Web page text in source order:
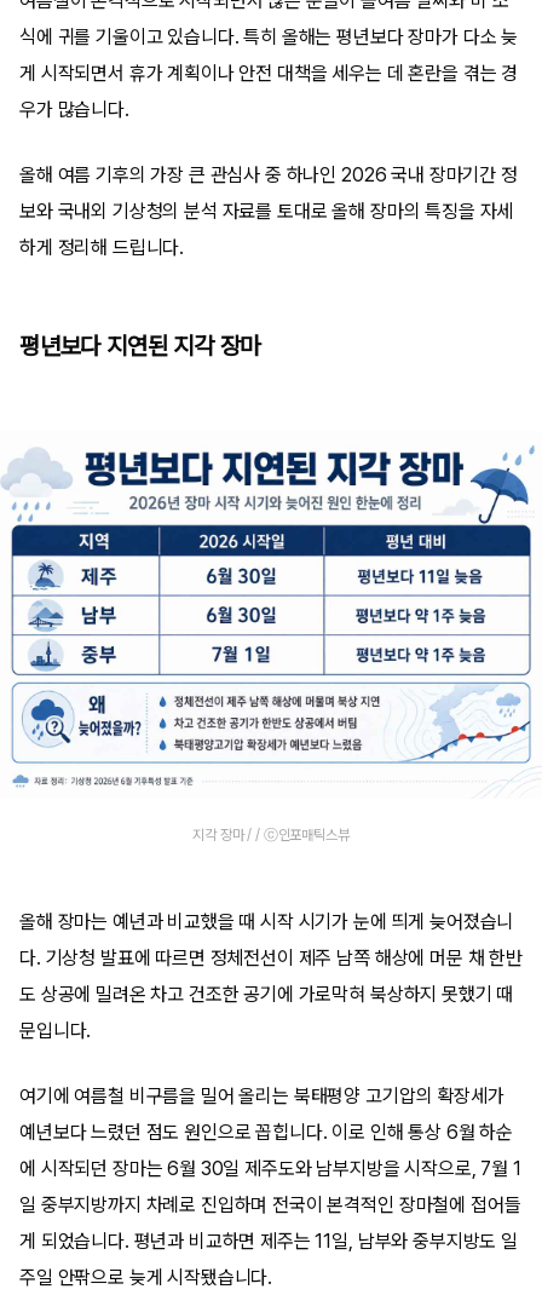
식에 귀를 기울이고 있습니다. 특히 올해는 평년보다 장마가 다소 늦
게 시작되면서 휴가 계획이나 안전 대책을 세우는 데 혼란을 겪는 경
우가 많습니다.
올해 여름 기후의 가장 큰 관심사 중 하나인 2026 국내 장마기간 정
보와 국내외 기상청의 분석 자료를 토대로 올해 장마의 특징을 자세
하게 정리해 드립니다.
평년보다 지연된 지각 장마
지각 장마 / / ⓒ인포매틱스뷰
올해 장마는 예년과 비교했을 때 시작 시기가 눈에 띄게 늦어졌습니
다. 기상청 발표에 따르면 정체전선이 제주 남쪽 해상에 머문 채 한반
도 상공에 밀려온 차고 건조한 공기에 가로막혀 북상하지 못했기 때
문입니다.
여기에 여름철 비구름을 밀어 올리는 북태평양 고기압의 확장세가
예년보다 느렸던 점도 원인으로 꼽힙니다. 이로 인해 통상 6월 하순
에 시작되던 장마는 6월 30일 제주도와 남부지방을 시작으로, 7월 1
일 중부지방까지 차례로 진입하며 전국이 본격적인 장마철에 접어들
게 되었습니다. 평년과 비교하면 제주는 11일, 남부와 중부지방도 일
주일 안팎으로 늦게 시작됐습니다.